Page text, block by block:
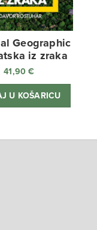
Geographic
iz zraka
41,90€
U KOŠARICU